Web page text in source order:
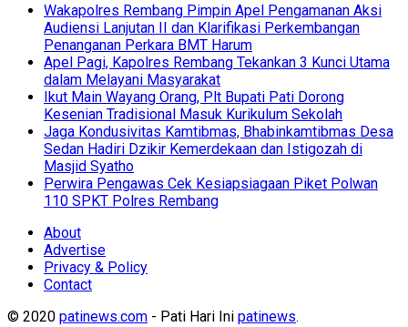
Wakapolres Rembang Pimpin Apel Pengamanan Aksi
Audiensi Lanjutan II dan Klarifikasi Perkembangan
Penanganan Perkara BMT Harum
Apel Pagi, Kapolres Rembang Tekankan 3 Kunci Utama
dalam Melayani Masyarakat
Ikut Main Wayang Orang, Plt Bupati Pati Dorong
Kesenian Tradisional Masuk Kurikulum Sekolah
Jaga Kondusivitas Kamtibmas, Bhabinkamtibmas Desa
Sedan Hadiri Dzikir Kemerdekaan dan Istigozah di
Masjid Syatho
Perwira Pengawas Cek Kesiapsiagaan Piket Polwan
110 SPKT Polres Rembang
About
Advertise
Privacy & Policy
Contact
© 2020 patinews.com - Pati Hari Ini patinews.